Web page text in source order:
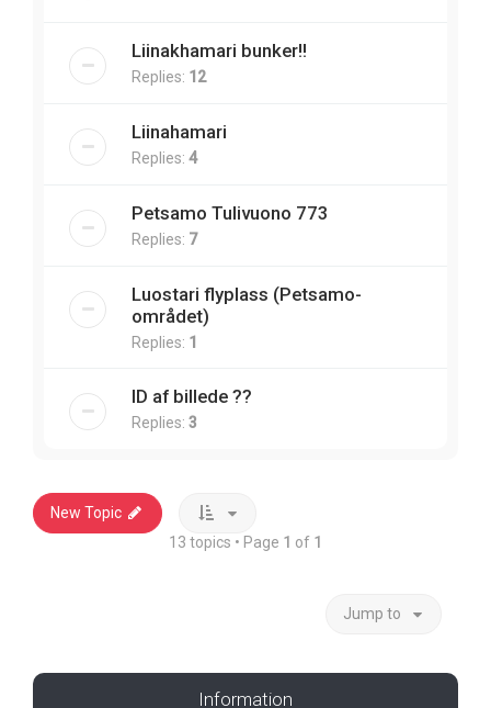
Liinakhamari bunker!!
Replies: 12
Liinahamari
Replies: 4
Petsamo Tulivuono 773
Replies: 7
Luostari flyplass (Petsamo-
området)
Replies: 1
ID af billede ??
Replies: 3
New Topic
13 topics • Page 1 of 1
Jump to
Information